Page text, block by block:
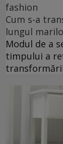
fashion
Cum s-a
lungul
Modul de a
timpului a